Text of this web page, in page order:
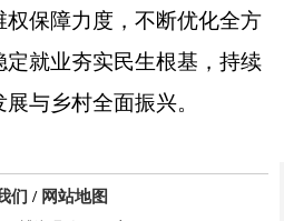
保障力度，不断优化全方
就业夯实民生根基，持续
与乡村全面振兴。
们 / 网站地图